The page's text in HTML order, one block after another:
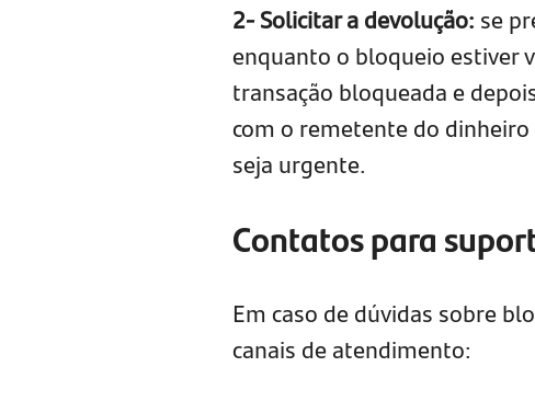
2- Solicitar a devolução: se
enquanto o bloqueio estiver
transação bloqueada e
com o remetente do
seja urgente.
Contatos para
Em caso de dúvidas sobre
canais de atendimento: